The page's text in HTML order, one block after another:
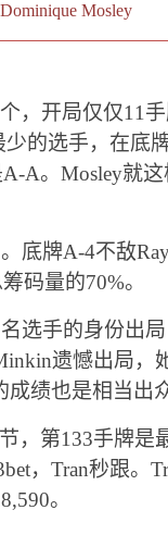
Dominique Mosley
，开局仅仅11
的选手，在底
A-A。Mosley就
底牌A-4不敌
码量的70%。
选手的身份出
遗憾出局，
绩也是相当出
，第133手牌
，Tran秒跟。
。